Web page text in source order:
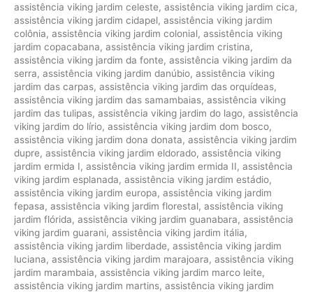
assistência viking jardim celeste, assistência viking jardim cica,
assistência viking jardim cidapel, assistência viking jardim
colônia, assistência viking jardim colonial, assistência viking
jardim copacabana, assistência viking jardim cristina,
assistência viking jardim da fonte, assistência viking jardim da
serra, assistência viking jardim danúbio, assistência viking
jardim das carpas, assistência viking jardim das orquídeas,
assistência viking jardim das samambaias, assistência viking
jardim das tulipas, assistência viking jardim do lago, assistência
viking jardim do lírio, assistência viking jardim dom bosco,
assistência viking jardim dona donata, assistência viking jardim
dupre, assistência viking jardim eldorado, assistência viking
jardim ermida I, assistência viking jardim ermida II, assistência
viking jardim esplanada, assistência viking jardim estádio,
assistência viking jardim europa, assistência viking jardim
fepasa, assistência viking jardim florestal, assistência viking
jardim flórida, assistência viking jardim guanabara, assistência
viking jardim guarani, assistência viking jardim itália,
assistência viking jardim liberdade, assistência viking jardim
luciana, assistência viking jardim marajoara, assistência viking
jardim marambaia, assistência viking jardim marco leite,
assistência viking jardim martins, assistência viking jardim